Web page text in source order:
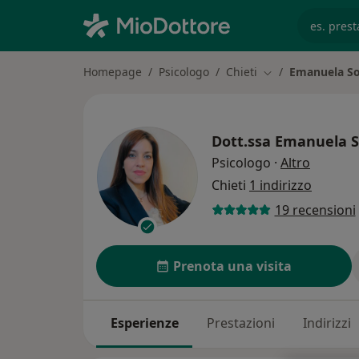
Homepage Psicologo Chieti Cambia città
Emanuela
Dott.ssa Emanuela
Psicologo · Altro
Chieti 1 indirizzo
19 recensioni
Prenota una visita
Esperienze Prestazioni Indirizzi